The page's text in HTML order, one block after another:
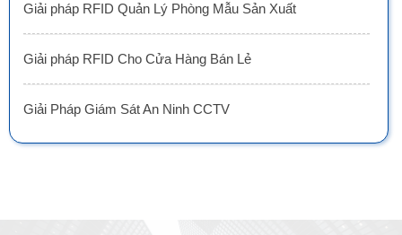
Giải pháp RFID Quản Lý Phòng Mẫu Sản Xuất
Giải pháp RFID Cho Cửa Hàng Bán Lẻ
Giải Pháp Giám Sát An Ninh CCTV